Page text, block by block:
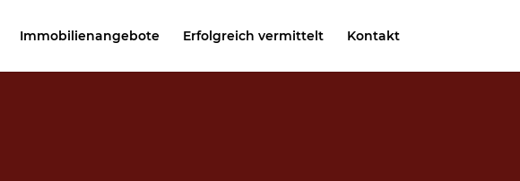
Immobilienangebote Erfolgreich vermittelt Kontakt